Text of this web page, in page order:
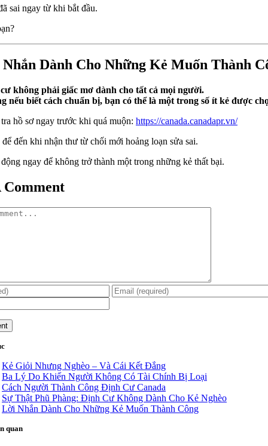
sai ngay từ khi bắt đầu.
Dành Cho Những Kẻ Muốn Thành
không phải giấc mơ dành cho tất cả mọi người.
nếu biết cách chuẩn bị, bạn có thể là một trong số ít kẻ được
hồ sơ ngay trước khi quá muộn: https://canada.canadapr.vn/
đến khi nhận thư từ chối mới hoảng loạn sửa sai.
ngay để không trở thành một trong những kẻ thất bại.
Comment
Kẻ Giỏi Nhưng Nghèo – Và Cái Kết Đắng
Ba Lý Do Khiến Người Không Có Tài Chính Bị Loại
Cách Người Thành Công Định Cư Canada
Sự Thật Phũ Phàng: Định Cư Không Dành Cho Kẻ Nghèo
Lời Nhắn Dành Cho Những Kẻ Muốn Thành Công
quan